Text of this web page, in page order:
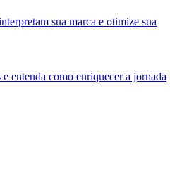
sua marca e otimize sua
entenda como enriquecer a jornada